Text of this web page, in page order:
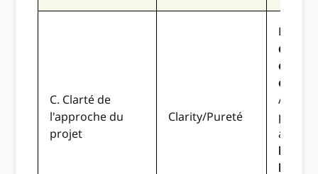
C. Clarté de
l'approche du
projet
Clarity/Pureté
La
décrit
projet.
bien
les